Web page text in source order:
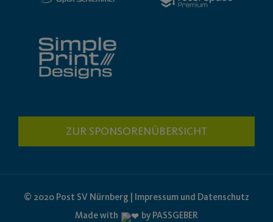
ZUR SPONSORENÜBERSICHT
© 2020 Post SV Nürnberg | Impressum und Datenschutz
Made with
by PASSGEBER